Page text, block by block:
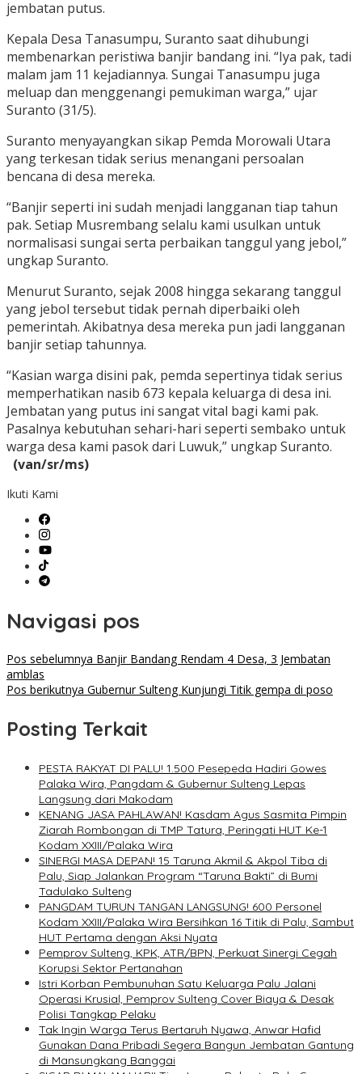
jembatan putus.
Kepala Desa Tanasumpu, Suranto saat dihubungi
membenarkan peristiwa banjir bandang ini. “Iya pak, tadi
malam jam 11 kejadiannya. Sungai Tanasumpu juga
meluap dan menggenangi pemukiman warga,” ujar
Suranto (31/5).
Suranto menyayangkan sikap Pemda Morowali Utara
yang terkesan tidak serius menangani persoalan
bencana di desa mereka.
“Banjir seperti ini sudah menjadi langganan tiap tahun
pak. Setiap Musrembang selalu kami usulkan untuk
normalisasi sungai serta perbaikan tanggul yang jebol,”
ungkap Suranto.
Menurut Suranto, sejak 2008 hingga sekarang tanggul
yang jebol tersebut tidak pernah diperbaiki oleh
pemerintah. Akibatnya desa mereka pun jadi langganan
banjir setiap tahunnya.
“Kasian warga disini pak, pemda sepertinya tidak serius
memperhatikan nasib 673 kepala keluarga di desa ini.
Jembatan yang putus ini sangat vital bagi kami pak.
Pasalnya kebutuhan sehari-hari seperti sembako untuk
warga desa kami pasok dari Luwuk,” ungkap Suranto.
(van/sr/ms)
Ikuti Kami
Navigasi pos
Pos sebelumnya Banjir Bandang Rendam 4 Desa, 3 Jembatan
amblas
Pos berikutnya Gubernur Sulteng Kunjungi Titik gempa di poso
Posting Terkait
PESTA RAKYAT DI PALU! 1.500 Pesepeda Hadiri Gowes
Palaka Wira, Pangdam & Gubernur Sulteng Lepas
Langsung dari Makodam
KENANG JASA PAHLAWAN! Kasdam Agus Sasmita Pimpin
Ziarah Rombongan di TMP Tatura, Peringati HUT Ke-1
Kodam XXIII/Palaka Wira
SINERGI MASA DEPAN! 15 Taruna Akmil & Akpol Tiba di
Palu, Siap Jalankan Program “Taruna Bakti” di Bumi
Tadulako Sulteng
PANGDAM TURUN TANGAN LANGSUNG! 600 Personel
Kodam XXIII/Palaka Wira Bersihkan 16 Titik di Palu, Sambut
HUT Pertama dengan Aksi Nyata
Pemprov Sulteng, KPK, ATR/BPN, Perkuat Sinergi Cegah
Korupsi Sektor Pertanahan
Istri Korban Pembunuhan Satu Keluarga Palu Jalani
Operasi Krusial, Pemprov Sulteng Cover Biaya & Desak
Polisi Tangkap Pelaku
Tak Ingin Warga Terus Bertaruh Nyawa, Anwar Hafid
Gunakan Dana Pribadi Segera Bangun Jembatan Gantung
di Mansungkang Banggai